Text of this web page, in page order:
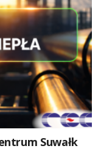
Suwałk